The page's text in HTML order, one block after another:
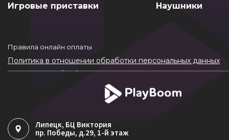
Игровые приставки
Наушники
Правила онлайн оплаты
Политика в отношении обработки персональных данных
Согласие на обработку ПДн
Политика обработки файлов cookie
Липецк, БЦ Виктория
пр. Победы, д.29, 1-й этаж